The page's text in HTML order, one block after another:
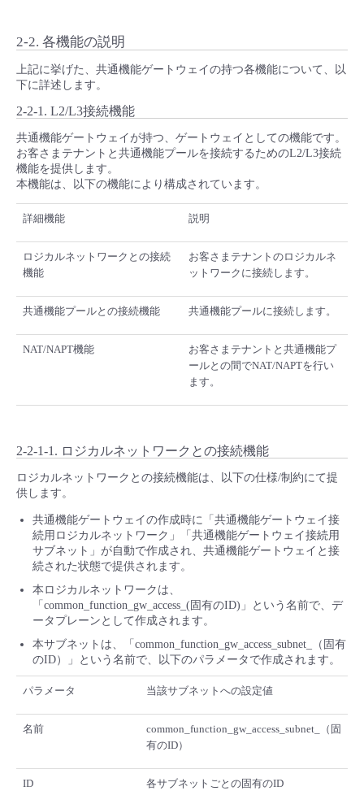
2-2. 各機能の説明
上記に挙げた、共通機能ゲートウェイの持つ各機能について、以
下に詳述します。
2-2-1. L2/L3接続機能
共通機能ゲートウェイが持つ、ゲートウェイとしての機能です。
お客さまテナントと共通機能プールを接続するためのL2/L3接続
機能を提供します。
本機能は、以下の機能により構成されています。
詳細機能 説明
ロジカルネットワークとの接続
機能
お客さまテナントのロジカルネ
ットワークに接続します。
共通機能プールとの接続機能 共通機能プールに接続します。
NAT/NAPT機能
お客さまテナントと共通機能プ
ールとの間でNAT/NAPTを行い
ます。
2-2-1-1. ロジカルネットワークとの接続機能
ロジカルネットワークとの接続機能は、以下の仕様/制約にて提
供します。
共通機能ゲートウェイの作成時に「共通機能ゲートウェイ接
続用ロジカルネットワーク」「共通機能ゲートウェイ接続用
サブネット」が自動で作成され、共通機能ゲートウェイと接
続された状態で提供されます。
本ロジカルネットワークは、
「common_function_gw_access_(固有のID)」という名前で、デ
ータプレーンとして作成されます。
本サブネットは、「common_function_gw_access_subnet_（固有
のID）」という名前で、以下のパラメータで作成されます。
パラメータ 当該サブネットへの設定値
名前
common_function_gw_access_subnet_（固
有のID）
ID 各サブネットごとの固有のID